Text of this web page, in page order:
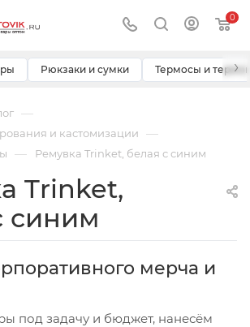
0
Рюкзаки и сумки Термосы и ›
—
и кастомизации —
— Ремувка Trinket, белая с синим
Trinket,
синим
мерча и
под задачу и бюджет, нанесём